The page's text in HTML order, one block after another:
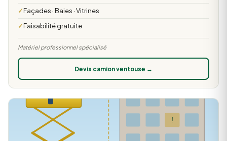
Façades · Baies · Vitrines
Faisabilité gratuite
Matériel professionnel spécialisé
Devis camion ventouse →